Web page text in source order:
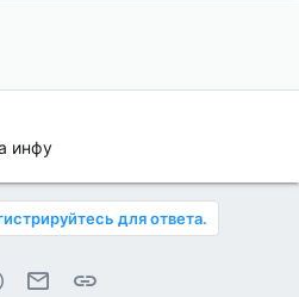
инфу
для ответа.
WhatsAppЭлектронная почта
Ссылка